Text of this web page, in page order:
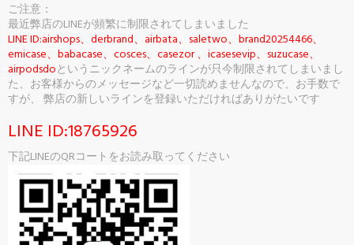
ご注意：
最近弊店のLINEが頻繁に制限されてしまいました
LINE ID:airshops、derbrand、airbata、saletwo、brand20254466、
emicase、babacase、cosces、casezor 、icasesevip、suzucase、
airpodsdoというニックネームのラインが只今制限されてしまいまし
た、お客様からのメッセージなど一切読めませんなので、お手数で
すが、 弊店の新しいラインを登録いただければありがたいです
LINE ID:18765926
下記LINEのQRコートをお読み取ってください